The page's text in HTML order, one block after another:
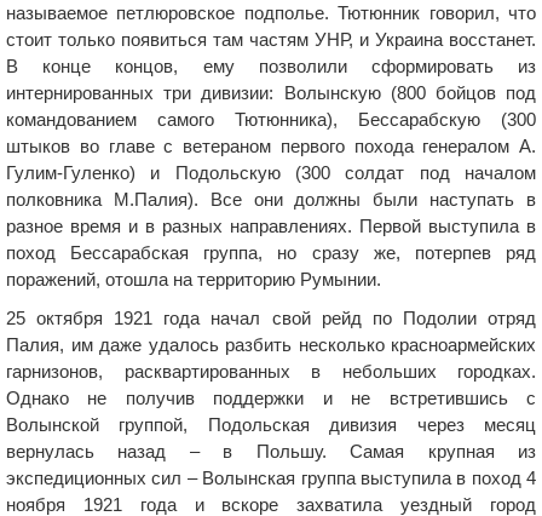
называемое петлюровское подполье. Тютюнник говорил, что
стоит только появиться там частям УНР, и Украина восстанет.
В конце концов, ему позволили сформировать из
интернированных три дивизии: Волынскую (800 бойцов под
командованием самого Тютюнника), Бессарабскую (300
штыков во главе с ветераном первого похода генералом А.
Гулим-Гуленко) и Подольскую (300 солдат под началом
полковника М.Палия). Все они должны были наступать в
разное время и в разных направлениях. Первой выступила в
поход Бессарабская группа, но сразу же, потерпев ряд
поражений, отошла на территорию Румынии.
25 октября 1921 года начал свой рейд по Подолии отряд
Палия, им даже удалось разбить несколько красноармейских
гарнизонов, расквартированных в небольших городках.
Однако не получив поддержки и не встретившись с
Волынской группой, Подольская дивизия через месяц
вернулась назад – в Польшу. Самая крупная из
экспедиционных сил – Волынская группа выступила в поход 4
ноября 1921 года и вскоре захватила уездный город